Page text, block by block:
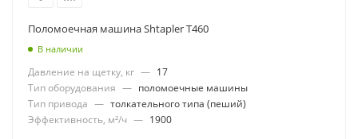
Поломоечная машина Shtapler T460
В наличии
Давление на щетку, кг — 17
Тип оборудования — поломоечные машины
Тип привода — толкательного типа (пеший)
Эффективность, м²/ч — 1900